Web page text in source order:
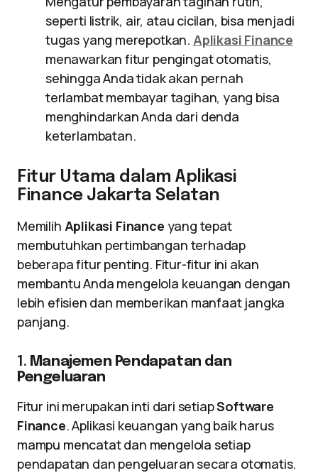
seperti listrik, air, atau cicilan, bisa menjadi
tugas yang merepotkan. Aplikasi Finance
menawarkan fitur pengingat otomatis,
sehingga Anda tidak akan pernah
terlambat membayar tagihan, yang bisa
menghindarkan Anda dari denda
keterlambatan.
Fitur Utama dalam Aplikasi
Finance Jakarta Selatan
Memilih Aplikasi Finance yang tepat
membutuhkan pertimbangan terhadap
beberapa fitur penting. Fitur-fitur ini akan
membantu Anda mengelola keuangan dengan
lebih efisien dan memberikan manfaat jangka
panjang.
1. Manajemen Pendapatan dan
Pengeluaran
Fitur ini merupakan inti dari setiapSoftware
Finance. Aplikasi keuangan yang baik harus
mampu mencatat dan mengelola setiap
pendapatan dan pengeluaran secara otomatis.